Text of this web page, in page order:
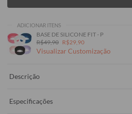
ADICIONAR ITENS
BASE DE SILICONE FIT - P
R$49,90 R$29,90
Visualizar Customização
Descrição
Especificações